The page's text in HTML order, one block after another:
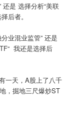
是 选择分析“美联
后者。
业混业监管” 还是
我还是选择后
一天，A股上了八千
，掘地三尺爆炒ST